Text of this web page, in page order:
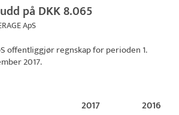
på DKK 8.065
ApS
offentliggjør regnskap for perioden 1.
2017.
2017 2016